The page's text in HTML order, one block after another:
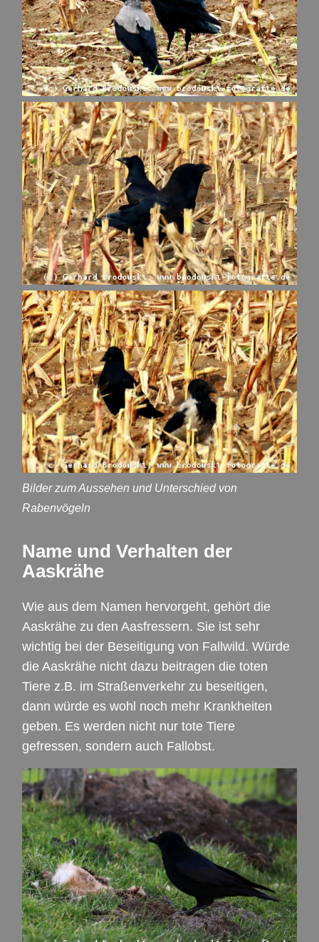
Bilder zum Aussehen und Unterschied von
Rabenvögeln
Name und Verhalten der
Aaskrähe
Wie aus dem Namen hervorgeht, gehört die
Aaskrähe zu den Aasfressern. Sie ist sehr
wichtig bei der Beseitigung von Fallwild. Würde
die Aaskrähe nicht dazu beitragen die toten
Tiere z.B. im Straßenverkehr zu beseitigen,
dann würde es wohl noch mehr Krankheiten
geben. Es werden nicht nur tote Tiere
gefressen, sondern auch Fallobst.